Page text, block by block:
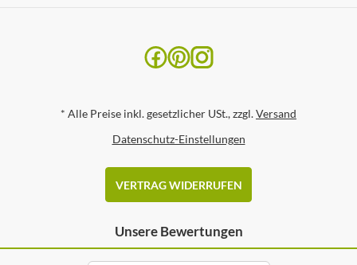
* Alle Preise inkl. gesetzlicher USt., zzgl.Versand
Datenschutz-Einstellungen
VERTRAG WIDERRUFEN
Unsere Bewertungen